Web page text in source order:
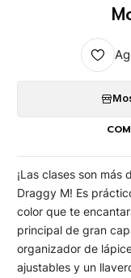
¡Las clases son más
Draggy M! Es
color que te
principal de gran
organizador de
ajustables y un